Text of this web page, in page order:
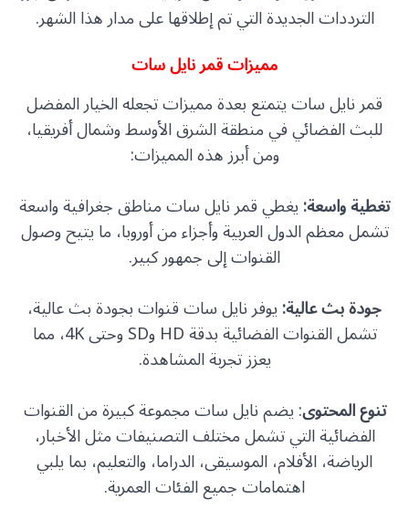
الترددات الجديدة التي تم إطلاقها على مدار هذا الشهر.
مميزات قمر نايل سات
قمر نايل سات يتمتع بعدة مميزات تجعله الخيار المفضل
للبث الفضائي في منطقة الشرق الأوسط وشمال أفريقيا،
ومن أبرز هذه المميزات:
تغطية واسعة:يغطي قمر نايل سات مناطق جغرافية واسعة
تشمل معظم الدول العربية وأجزاء من أوروبا، ما يتيح وصول
القنوات إلى جمهور كبير.
جودة بث عالية:يوفر نايل سات قنوات بجودة بث عالية،
تشمل القنوات الفضائية بدقة HD وSD وحتى 4K، مما
يعزز تجربة المشاهدة.
تنوع المحتوى: يضم نايل سات مجموعة كبيرة من القنوات
الفضائية التي تشمل مختلف التصنيفات مثل الأخبار،
الرياضة، الأفلام، الموسيقى، الدراما، والتعليم، بما يلبي
اهتمامات جميع الفئات العمرية.